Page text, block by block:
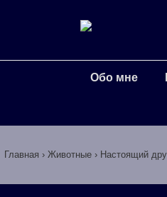
Обо мне
Главная › Животные › Настоящий